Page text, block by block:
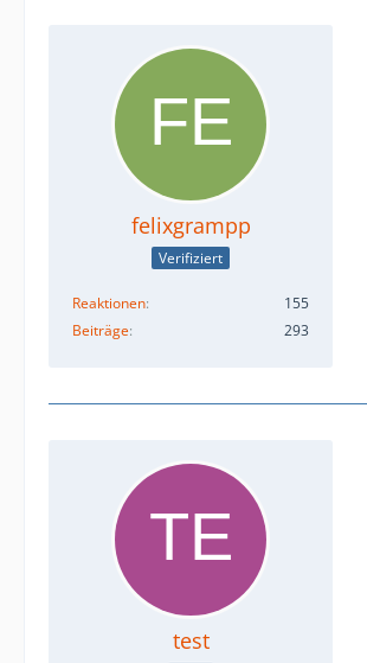
felixgrampp
Verifiziert
Reaktionen
155
Beiträge
293
test